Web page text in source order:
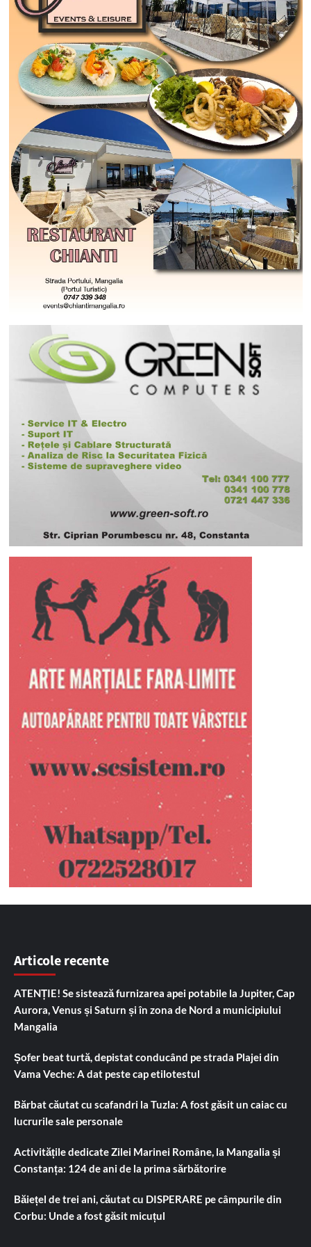
Articole recente
ATENȚIE! Se sistează furnizarea apei potabile la Jupiter, Cap
Aurora, Venus și Saturn și în zona de Nord a municipiului
Mangalia
Șofer beat turtă, depistat conducând pe strada Plajei din
Vama Veche: A dat peste cap etilotestul
Bărbat căutat cu scafandri la Tuzla: A fost găsit un caiac cu
lucrurile sale personale
Activitățile dedicate Zilei Marinei Române, la Mangalia și
Constanța: 124 de ani de la prima sărbătorire
Băiețel de trei ani, căutat cu DISPERARE pe câmpurile din
Corbu: Unde a fost găsit micuțul